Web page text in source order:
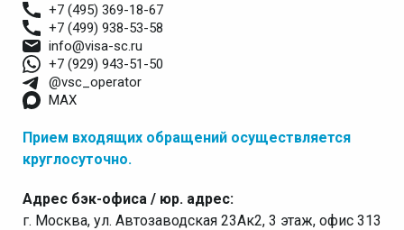
+7 (495) 369-18-67
+7 (499) 938-53-58
info@visa-sc.ru
+7 (929) 943-51-50
@vsc_operator
MAX
Прием входящих обращений осуществляется
круглосуточно.
Адрес бэк-офиса / юр. адрес:
г. Москва, ул. Автозаводская 23Ак2, 3 этаж, офис 313